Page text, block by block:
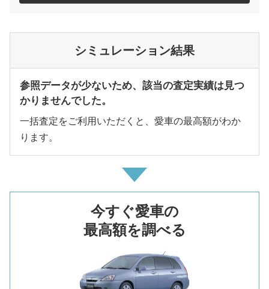
シミュレーション結果
参照データが少ないため、該当の査定実績は見つ
かりませんでした。
一括査定をご利用いただくと、愛車の最高額がわか
ります。
今すぐ愛車の
最高額を調べる